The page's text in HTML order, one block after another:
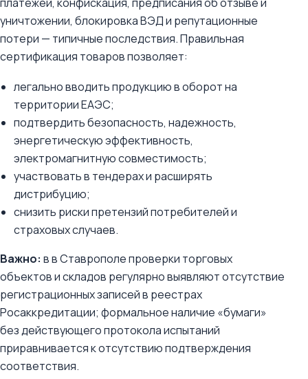
уничтожении, блокировка ВЭД и репутационные
потери — типичные последствия. Правильная
сертификация товаров позволяет:
легально вводить продукцию в оборот на
территории ЕАЭС;
подтвердить безопасность, надежность,
энергетическую эффективность,
электромагнитную совместимость;
участвовать в тендерах и расширять
дистрибуцию;
снизить риски претензий потребителей и
страховых случаев.
Важно: в в Ставрополе проверки торговых
объектов и складов регулярно выявляют отсутствие
регистрационных записей в реестрах
Росаккредитации; формальное наличие «бумаги»
без действующего протокола испытаний
приравнивается к отсутствию подтверждения
соответствия.